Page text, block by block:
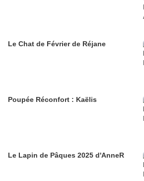
Le Chat de Février de Réjane
Poupée Réconfort : Kaëlis
Le Lapin de Pâques 2025 d'AnneR